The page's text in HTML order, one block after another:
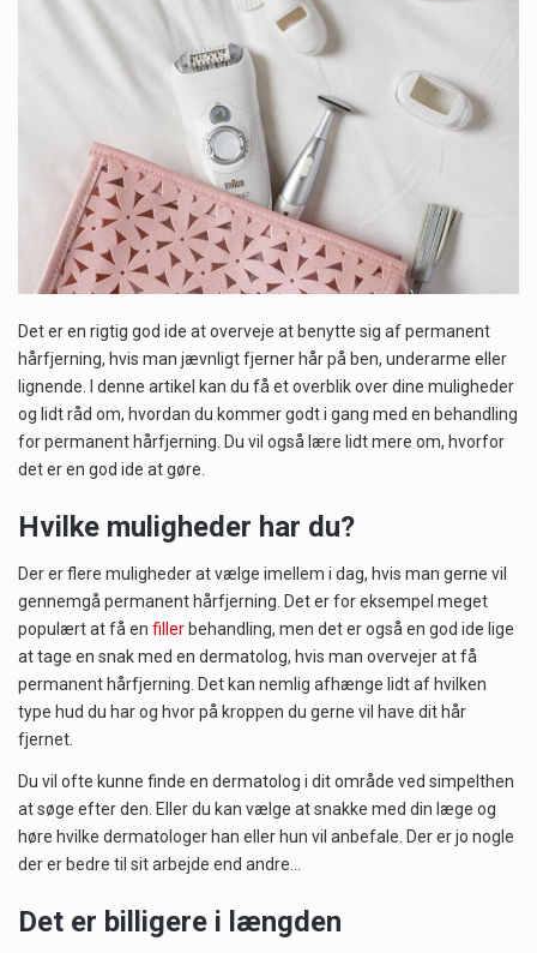
Det er en rigtig god ide at overveje at benytte sig af permanent
hårfjerning, hvis man jævnligt fjerner hår på ben, underarme eller
lignende. I denne artikel kan du få et overblik over dine muligheder
og lidt råd om, hvordan du kommer godt i gang med en behandling
for permanent hårfjerning. Du vil også lære lidt mere om, hvorfor
det er en god ide at gøre.
Hvilke muligheder har du?
Der er flere muligheder at vælge imellem i dag, hvis man gerne vil
gennemgå permanent hårfjerning. Det er for eksempel meget
populært at få en filler behandling, men det er også en god ide lige
at tage en snak med en dermatolog, hvis man overvejer at få
permanent hårfjerning. Det kan nemlig afhænge lidt af hvilken
type hud du har og hvor på kroppen du gerne vil have dit hår
fjernet.
Du vil ofte kunne finde en dermatolog i dit område ved simpelthen
at søge efter den. Eller du kan vælge at snakke med din læge og
høre hvilke dermatologer han eller hun vil anbefale. Der er jo nogle
der er bedre til sit arbejde end andre…
Det er billigere i længden